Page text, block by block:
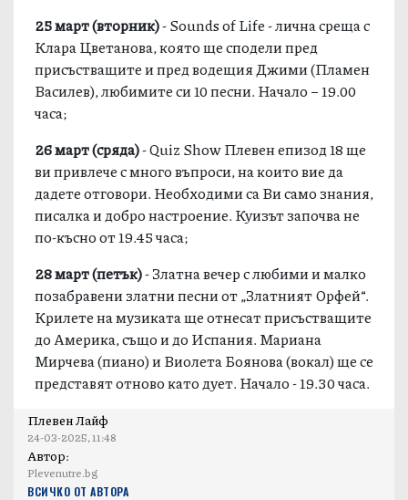
Плевен Лайф
24-03-2025, 11:48
Автор:
Plevenutre.bg
ВСИЧКО ОТ АВТОРА
25 март(вторник)- Sounds of Life - лична среща с
Клара Цветанова, която ще сподели пред
присъстващите и пред водещия Джими (Пламен
Василев), любимите си 10 песни. Начало – 19.00
часа;
26 март(сряда)- Quiz Show Плевен епизод 18 ще
ви привлече с много въпроси, на които вие да
дадете отговори. Необходими са Ви само знания,
писалка и добро настроение. Куизът започва не
по-късно от 19.45 часа;
28 март(петък)- Златна вечер с любими и малко
позабравени златни песни от „Златният Орфей“.
Крилете на музиката ще отнесат присъстващите
до Америка, също и до Испания. Мариана
Мирчева (пиано) и Виолета Боянова (вокал) ще се
представят отново като дует. Начало - 19.30 часа.